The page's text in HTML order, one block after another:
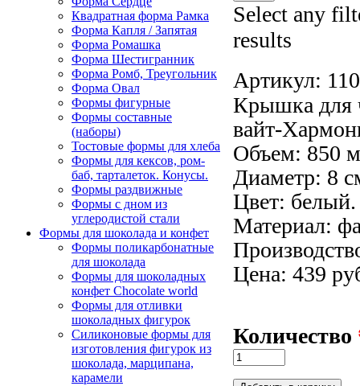
Квадратная форма Рамка
Форма Капля / Запятая
Форма Ромашка
Форма Шестигранник
Форма Ромб, Треугольник
Форма Овал
Формы фигурные
Формы составные
(наборы)
Тостовые формы для хлеба
Формы для кексов, ром-
баб, тарталеток. Конусы.
Формы раздвижные
Формы с дном из
углеродистой стали
Формы для шоколада и конфет
Формы поликарбонатные
для шоколада
Формы для шоколадных
конфет Сhocolate world
Формы для отливки
шоколадных фигурок
Силиконовые формы для
изготовления фигурок из
шоколада, марципана,
карамели
Select any
results
Артикул:
Крышка для
вайт-
Объем: 850
Диаметр: 8
Цвет: белый.
Материал:
Цена: 439
Количество